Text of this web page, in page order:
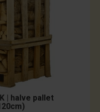
| halve pallet